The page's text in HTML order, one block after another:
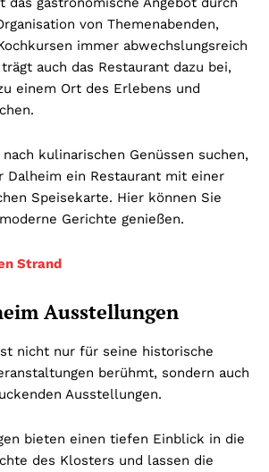
von Themenabenden,
immer abwechslungsreich
auch das Restaurant dazu bei,
einem Ort des Erlebens und
kulinarischen Genüssen suchen,
Dalheim ein Restaurant mit einer
Speisekarte. Hier können Sie
Gerichte genießen.
Strand
Ausstellungen
nicht nur für seine historische
berühmt, sondern auch
Ausstellungen.
bieten einen tiefen Einblick in die
des Klosters und lassen die